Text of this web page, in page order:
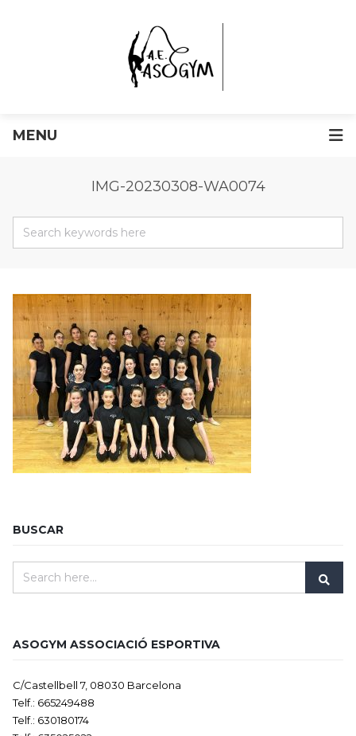
MENU
IMG-20230308-WA0074
BUSCAR
ASOGYM ASSOCIACIÓ ESPORTIVA
C/Castellbell 7, 08030 Barcelona
Telf.: 665249488
Telf.: 630180174